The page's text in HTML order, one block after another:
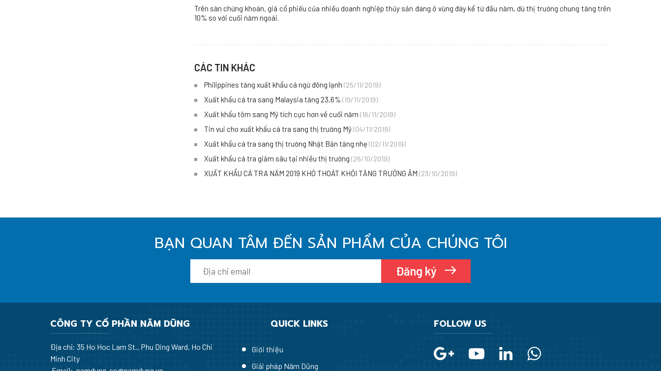
Trên sàn chứng khoán, giá cổ phiếu của nhiều doanh nghiệp thủy sản đang ở vùng đáy kể từ đầu năm, dù thị trường chung tăng trên
10% so với cuối năm ngoái.
CÁC TIN KHÁC
Philippines tăng xuất khẩu cá ngừ đông lạnh (25/11/2019)
Xuất khẩu cá tra sang Malaysia tăng 23,6% (19/11/2019)
Xuất khẩu tôm sang Mỹ tích cực hơn về cuối năm (16/11/2019)
Tin vui cho xuất khẩu cá tra sang thị trường Mỹ (04/11/2019)
Xuất khẩu cá tra sang thị trường Nhật Bản tăng nhẹ (02/11/2019)
Xuất khẩu cá tra giảm sâu tại nhiều thị trường (26/10/2019)
XUẤT KHẨU CÁ TRA NĂM 2019 KHÓ THOÁT KHỎI TĂNG TRƯỞNG ÂM (23/10/2019)
BẠN QUAN TÂM ĐẾN SẢN PHẨM CỦA CHÚNG TÔI
Đăng ký
CÔNG TY CỔ PHẦN NĂM DŨNG QUICK LINKS
Địa chỉ: 35 Ho Hoc Lam St., Phu Ding Ward, Ho Chi
Minh City
Giới thiệu
Giải pháp Năm Dũng
FOLLOW US